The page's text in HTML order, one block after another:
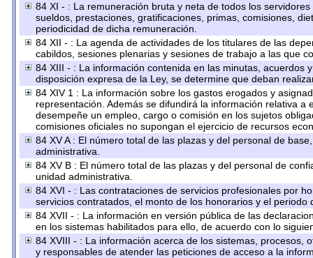
84 XI - : La remuneración bruta y neta de todos los
sueldos, prestaciones, gratificaciones, primas, comisiones,
periodicidad de dicha remuneración.
84 XII - : La agenda de actividades de los titulares de las
cabildos, sesiones plenarias y sesiones de trabajo a las que
84 XIII - : La información contenida en las minutas, acuerdos
disposición expresa de la Ley, se determine que deban
84 XIV 1 : La información sobre los gastos erogados y
representación. Además se difundirá la información relativa
desempeñe un empleo, cargo o comisión en los sujetos
comisiones oficiales no supongan el ejercicio de recursos
84 XV A : El número total de las plazas y del personal de
administrativa.
84 XV B : El número total de las plazas y del personal de
unidad administrativa.
84 XVI - : Las contrataciones de servicios profesionales por
servicios contratados, el monto de los honorarios y el periodo
84 XVII - : La información en versión pública de las
en los sistemas habilitados para ello, de acuerdo con lo
84 XVIII - : La información acerca de los sistemas, procesos,
y responsables de atender las peticiones de acceso a la